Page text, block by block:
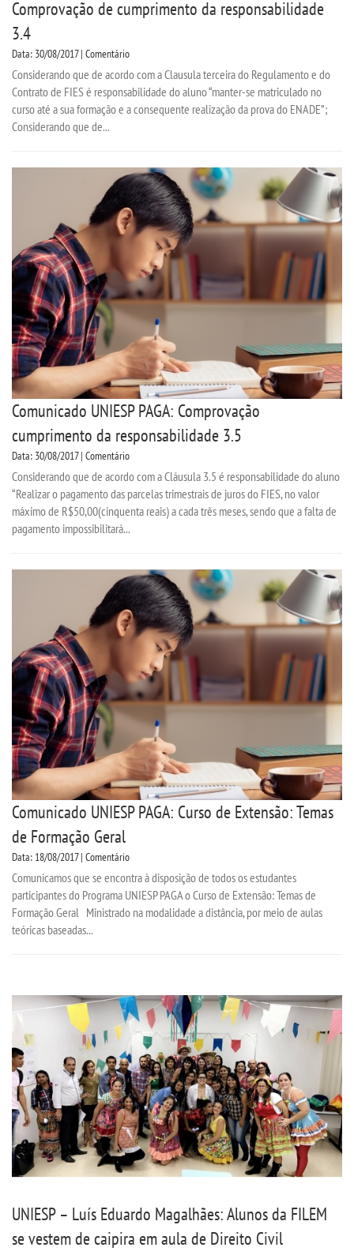
PUBLICAÇÕES
DESTAQUES
UNIESP NEWS
REGULAMENTOS
PORTARIAS
CPA
PDI
TCC
MANUAIS
REGIMENTOS
MONITORIA
EDITAIS
EAD
WEBMAIL
PORTAL DE ALUNOS
PORTAL DE PROFESSORES/ACADÊMICO
UNIESP
CONTATO
IMPRENSA
TRABALHE CONOSCO
Comprovação de cumprimento da responsabilidade
3.4
Data: 30/08/2017 | Comentário
Considerando que de acordo com a Clausula terceira do Regulamento e do
Contrato de FIES é responsabilidade do aluno “manter-se matriculado no
curso até a sua formação e a consequente realização da prova do ENADE”;
Considerando que de...
Comunicado UNIESP PAGA: Comprovação
cumprimento da responsabilidade 3.5
Data: 30/08/2017 | Comentário
Considerando que de acordo com a Cláusula 3.5 é responsabilidade do aluno
“Realizar o pagamento das parcelas trimestrais de juros do FIES, no valor
máximo de R$50,00(cinquenta reais) a cada três meses, sendo que a falta de
pagamento impossibilitará...
Comunicado UNIESP PAGA: Curso de Extensão: Temas
de Formação Geral
Data: 18/08/2017 | Comentário
Comunicamos que se encontra à disposição de todos os estudantes
participantes do Programa UNIESP PAGA o Curso de Extensão: Temas de
Formação Geral Ministrado na modalidade a distância, por meio de aulas
teóricas baseadas...
UNIESP – Luís Eduardo Magalhães: Alunos da FILEM
se vestem de caipira em aula de Direito Civil